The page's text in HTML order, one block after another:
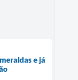
e já